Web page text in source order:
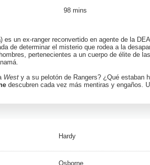
98 mins
) es un ex-ranger reconvertido en agente de la
de determinar el misterio que rodea a la
pertenecientes a un cuerpo de élite de
West y a su pelotón de Rangers? ¿Qué estaban
descubren cada vez más mentiras y engaños.
Hardy
Osborne